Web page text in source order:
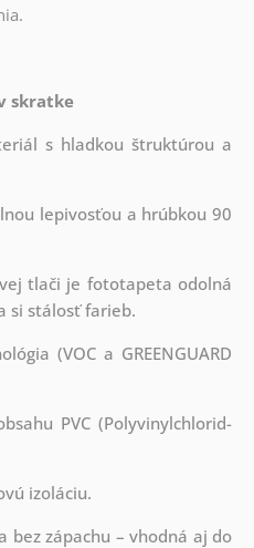
skratke
s hladkou štruktúrou a
lepivosťou a hrúbkou 90
tlači je fototapeta odolná
si stálosť farieb.
(VOC a GREENGUARD
PVC (Polyvinylchlorid-
izoláciu.
bez zápachu – vhodná aj do